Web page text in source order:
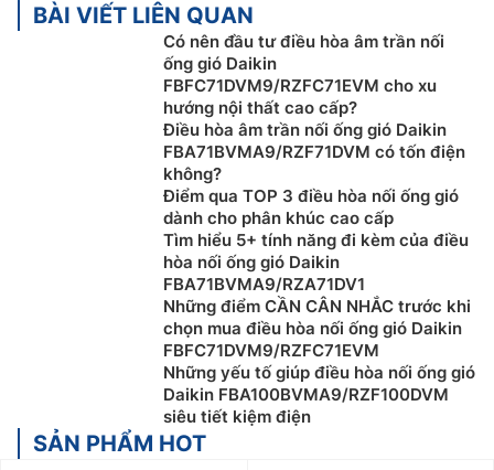
BÀI VIẾT LIÊN QUAN
Có nên đầu tư điều hòa âm trần nối
ống gió Daikin
FBFC71DVM9/RZFC71EVM cho xu
hướng nội thất cao cấp?
Điều hòa âm trần nối ống gió Daikin
FBA71BVMA9/RZF71DVM có tốn điện
không?
Điểm qua TOP 3 điều hòa nối ống gió
dành cho phân khúc cao cấp
Tìm hiểu 5+ tính năng đi kèm của điều
hòa nối ống gió Daikin
FBA71BVMA9/RZA71DV1
Những điểm CẦN CÂN NHẮC trước khi
chọn mua điều hòa nối ống gió Daikin
FBFC71DVM9/RZFC71EVM
Những yếu tố giúp điều hòa nối ống gió
Daikin FBA100BVMA9/RZF100DVM
siêu tiết kiệm điện
SẢN PHẨM HOT